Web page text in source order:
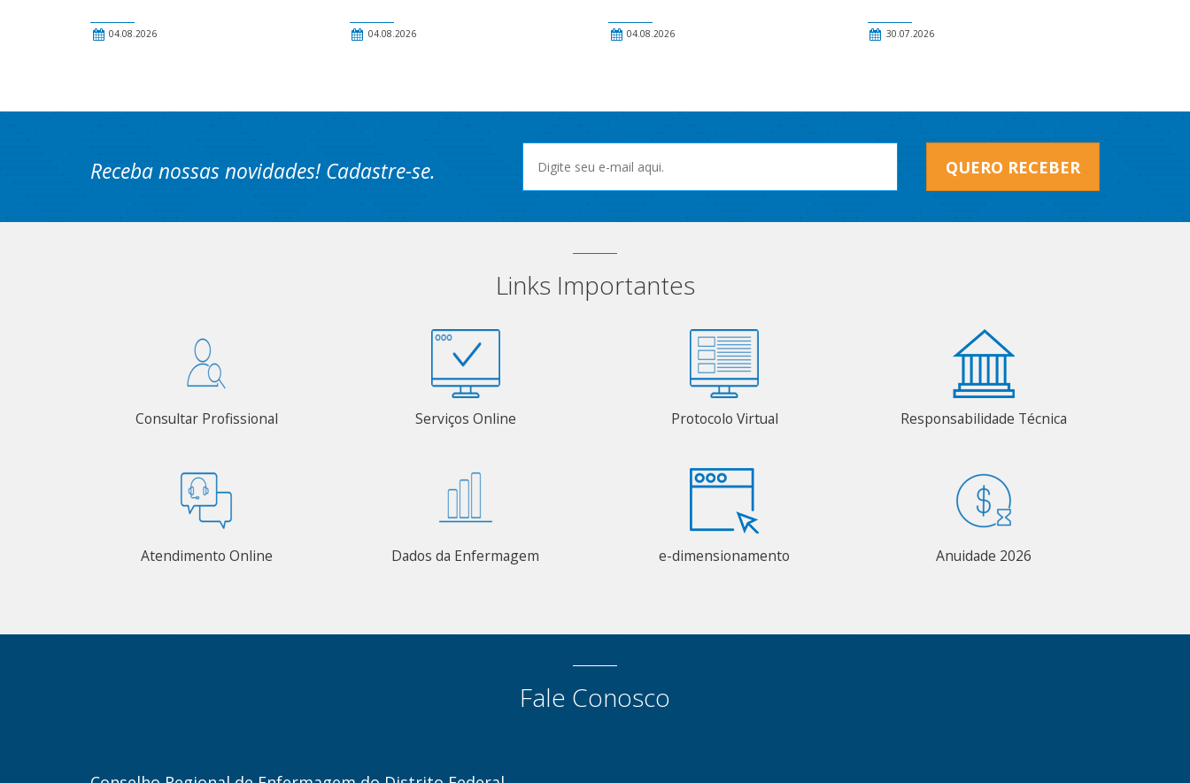
04.08.2026 04.08.2026 04.08.2026 30.07.2026
Receba nossas novidades! Cadastre-se. QUERO RECEBER
Links Importantes
Consultar Profissional Serviços Online Protocolo Virtual Responsabilidade Técnica
Atendimento Online Dados da Enfermagem e-dimensionamento Anuidade 2026
Fale Conosco